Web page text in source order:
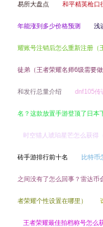
易所大盘点 和平精英枪口
年能涨到多少价格预测 浅
耀账号注销后怎么重新注册（
徒弟（王者荣耀名师6级需要做
和发行总量介绍 dnf105传
名？这款放置手游登顶了日本
时空猎人琥珀星芒怎么获得
砖手游排行前十名 比特币
之间没有了怎么回事？雷达币
者荣耀个性设置在哪里）
王者荣耀最佳拍档称号怎么